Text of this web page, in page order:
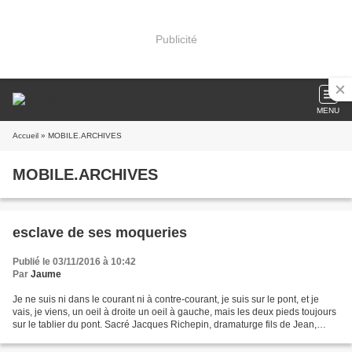
Publicité
MENU
Accueil » MOBILE.ARCHIVES
MOBILE.ARCHIVES
esclave de ses moqueries
Publié le 03/11/2016 à 10:42
Par Jaume
Je ne suis ni dans le courant ni à contre-courant, je suis sur le pont, et je
vais, je viens, un oeil à droite un oeil à gauche, mais les deux pieds toujours
sur le tablier du pont. Sacré Jacques Richepin, dramaturge fils de Jean,